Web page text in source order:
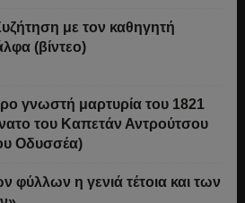
με τον καθηγητή
(βίντεο)
γνωστή μαρτυρία του 1821
του Καπετάν Αντρούτσου
Οδυσσέα)
φύλλων η γενιά τέτοια και των